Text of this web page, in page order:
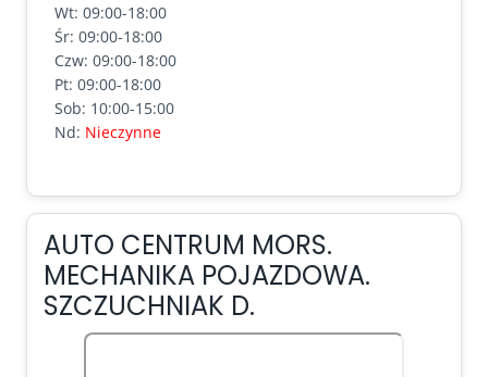
Wt: 09:00-18:00
Śr: 09:00-18:00
Czw: 09:00-18:00
Pt: 09:00-18:00
Sob: 10:00-15:00
Nd: Nieczynne
AUTO CENTRUM MORS.
MECHANIKA POJAZDOWA.
SZCZUCHNIAK D.